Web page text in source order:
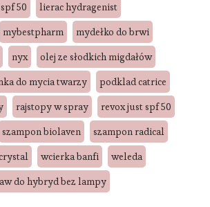
50
lierac hydragenist
mybestpharm
mydełko do brwi
nyx
olej ze słodkich migdałów
do mycia twarzy
podklad catrice
rajstopy w spray
revox just spf 50
szampon biolaven
szampon radical
wcierka banfi
weleda
do hybryd bez lampy